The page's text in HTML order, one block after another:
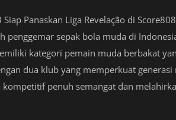
Panaskan Liga Revelação di
penggemar sepak bola muda di
kategori pemain muda berbakat
dua klub yang memperkuat
penuh semangat dan